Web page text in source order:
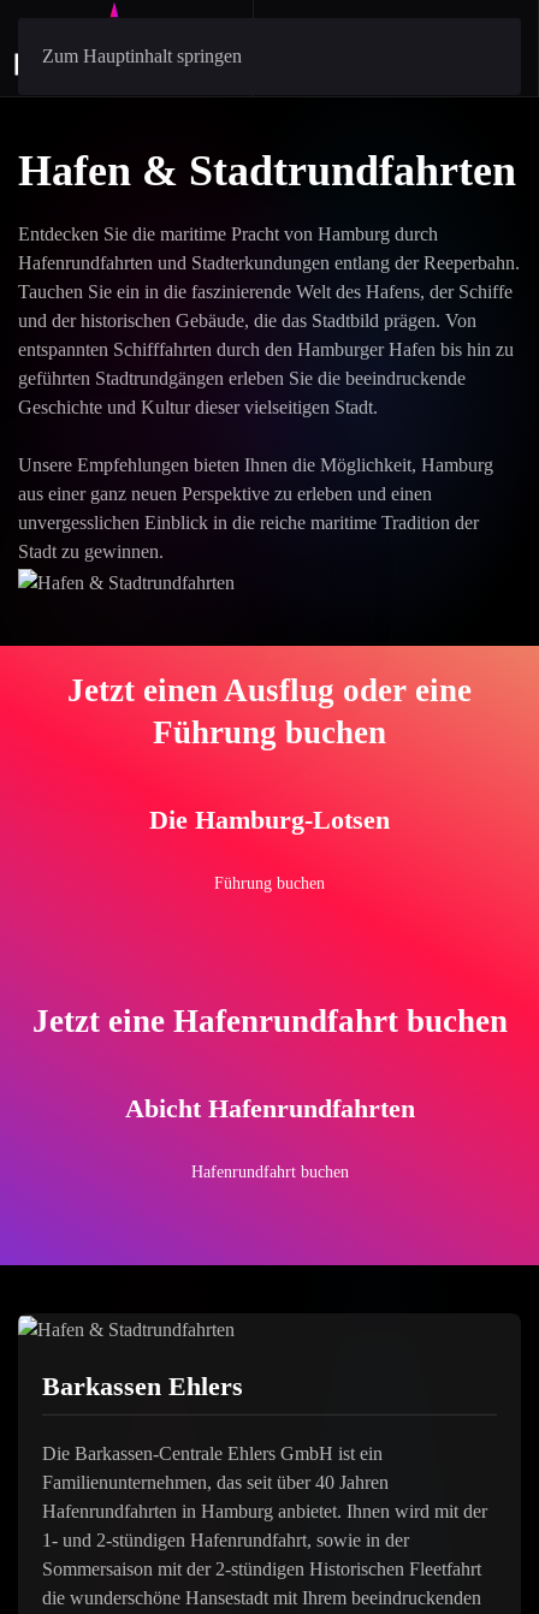
Zum Hauptinhalt springen
Hafen & Stadtrundfahrten
Entdecken Sie die maritime Pracht von Hamburg durch
Hafenrundfahrten und Stadterkundungen entlang der Reeperbahn.
Tauchen Sie ein in die faszinierende Welt des Hafens, der Schiffe
und der historischen Gebäude, die das Stadtbild prägen. Von
entspannten Schifffahrten durch den Hamburger Hafen bis hin zu
geführten Stadtrundgängen erleben Sie die beeindruckende
Geschichte und Kultur dieser vielseitigen Stadt.
Unsere Empfehlungen bieten Ihnen die Möglichkeit, Hamburg
aus einer ganz neuen Perspektive zu erleben und einen
unvergesslichen Einblick in die reiche maritime Tradition der
Stadt zu gewinnen.
Jetzt einen Ausflug oder eine
Führung buchen
Die Hamburg-Lotsen
Führung buchen
Jetzt eine Hafenrundfahrt buchen
Abicht Hafenrundfahrten
Hafenrundfahrt buchen
Barkassen Ehlers
Die Barkassen-Centrale Ehlers GmbH ist ein
Familienunternehmen, das seit über 40 Jahren
Hafenrundfahrten in Hamburg anbietet. Ihnen wird mit der
1- und 2-stündigen Hafenrundfahrt, sowie in der
Sommersaison mit der 2-stündigen Historischen Fleetfahrt
die wunderschöne Hansestadt mit Ihrem beeindruckenden